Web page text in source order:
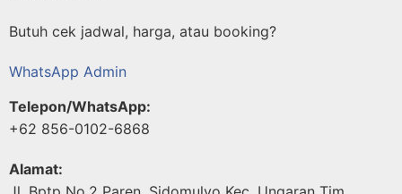
Butuh cek jadwal, harga, atau booking?
WhatsApp Admin
Telepon/WhatsApp:
+62 856-0102-6868
Alamat: